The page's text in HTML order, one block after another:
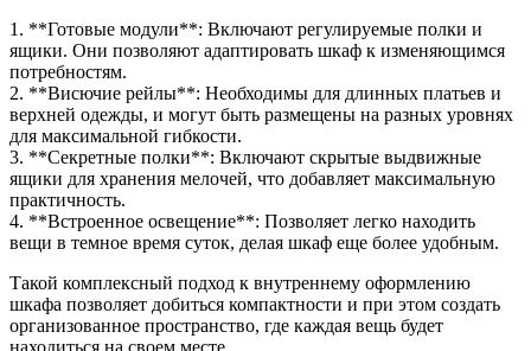
1. **Готовые модули**: Включают регулируемые полки и
ящики. Они позволяют адаптировать шкаф к изменяющимся
потребностям.
2. **Висючие рейлы**: Необходимы для длинных платьев и
верхней одежды, и могут быть размещены на разных уровнях
для максимальной гибкости.
3. **Секретные полки**: Включают скрытые выдвижные
ящики для хранения мелочей, что добавляет максимальную
практичность.
4. **Встроенное освещение**: Позволяет легко находить
вещи в темное время суток, делая шкаф еще более удобным.
Такой комплексный подход к внутреннему оформлению
шкафа позволяет добиться компактности и при этом создать
организованное пространство, где каждая вещь будет
находиться на своем месте.